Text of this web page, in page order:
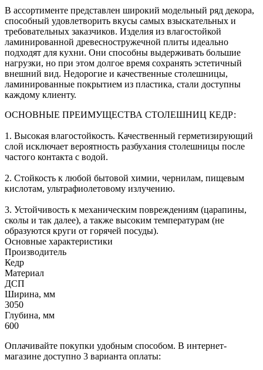
В ассортименте представлен широкий модельный ряд декора,
способный удовлетворить вкусы самых взыскательных и
требовательных заказчиков. Изделия из влагостойкой
ламинированной древесностружечной плиты идеально
подходят для кухни. Они способны выдерживать большие
нагрузки, но при этом долгое время сохранять эстетичный
внешний вид. Недорогие и качественные столешницы,
ламинированные покрытием из пластика, стали доступны
каждому клиенту.
ОСНОВНЫЕ ПРЕИМУЩЕСТВА СТОЛЕШНИЦ КЕДР:
1. Высокая влагостойкость. Качественный герметизирующий
слой исключает вероятность разбухания столешницы после
частого контакта с водой.
2. Стойкость к любой бытовой химии, чернилам, пищевым
кислотам, ультрафиолетовому излучению.
3. Устойчивость к механическим повреждениям (царапины,
сколы и так далее), а также высоким температурам (не
образуются круги от горячей посуды).
Основные характеристики
Производитель
Кедр
Материал
ДСП
Ширина, мм
3050
Глубина, мм
600
Оплачивайте покупки удобным способом. В интернет-
магазине доступно 3 варианта оплаты: